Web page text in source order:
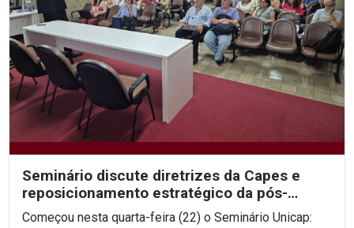
Seminário discute diretrizes da Capes e
reposicionamento estratégico da pós-
graduação
Começou nesta quarta-feira (22) o Seminário Unicap: